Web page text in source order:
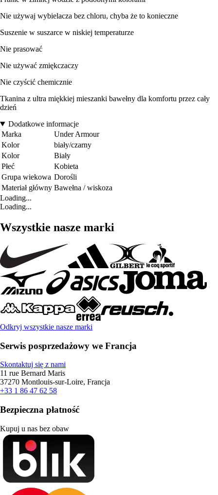
Nie używaj wybielacza bez chloru, chyba że to konieczne
Suszenie w suszarce w niskiej temperaturze
Nie prasować
Nie używać zmiękczaczy
Nie czyścić chemicznie
Tkanina z ultra miękkiej mieszanki bawełny dla komfortu przez cały
dzień
Dodatkowe informacje
Marka
Under Armour
Kolor
biały/czarny
Kolor
Biały
Płeć
Kobieta
Grupa wiekowa Dorośli
Materiał główny Bawełna / wiskoza
Loading...
Loading...
Wszystkie nasze marki
Odkryj wszystkie nasze marki
Serwis posprzedażowy we Francja
Skontaktuj się z nami
11 rue Bernard Maris
37270 Montlouis-sur-Loire, Francja
+33 1 86 47 62 58
Bezpieczna płatność
Kupuj u nas bez obaw